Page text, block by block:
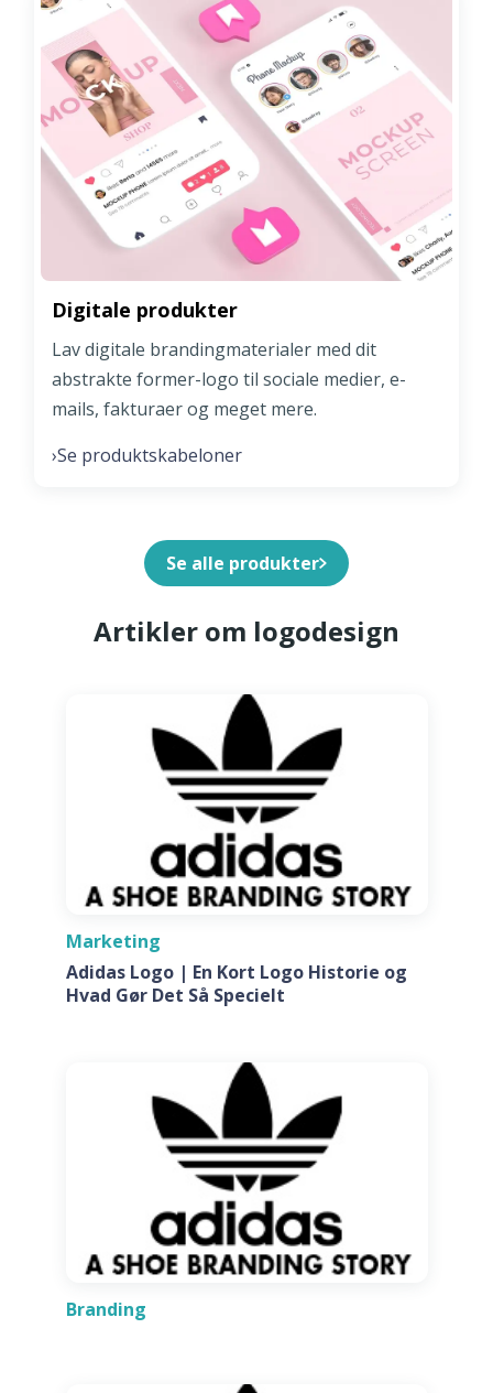
Digitale produkter
Lav digitale brandingmaterialer med dit
abstrakte former-logo til sociale medier, e-
mails, fakturaer og meget mere.
›Se produktskabeloner
Se alle produkter
Artikler om logodesign
Marketing
Adidas Logo | En Kort Logo Historie og
Hvad Gør Det Så Specielt
Branding